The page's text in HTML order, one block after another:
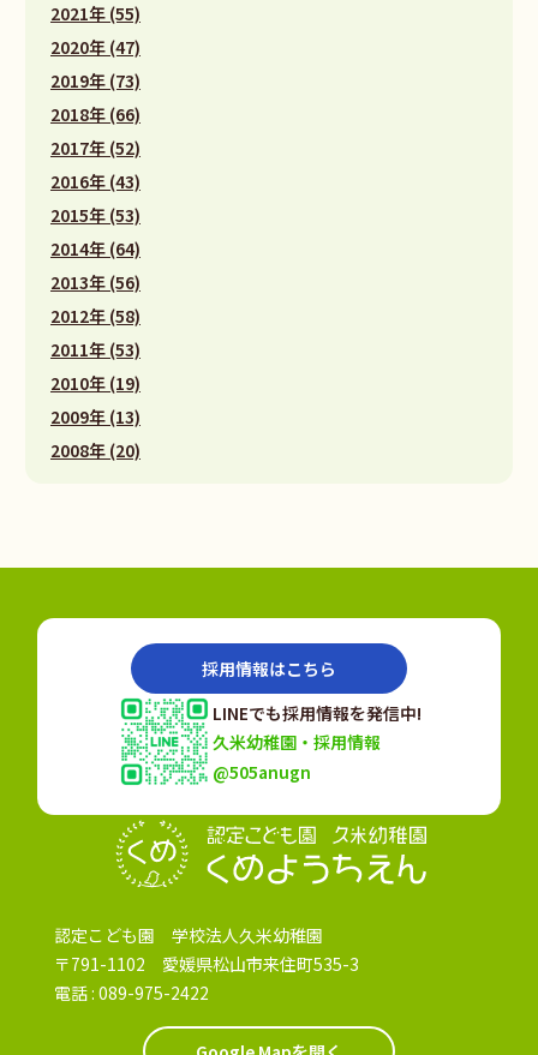
2021年 (55)
2020年 (47)
2019年 (73)
2018年 (66)
2017年 (52)
2016年 (43)
2015年 (53)
2014年 (64)
2013年 (56)
2012年 (58)
2011年 (53)
2010年 (19)
2009年 (13)
2008年 (20)
認定こども園 学校法人久米幼稚園
〒791-1102 愛媛県松山市来住町535-3
電話 : 089-975-2422
採用情報はこちら
LINEでも採用情報を発信中!
久米幼稚園・採用情報
@505anugn